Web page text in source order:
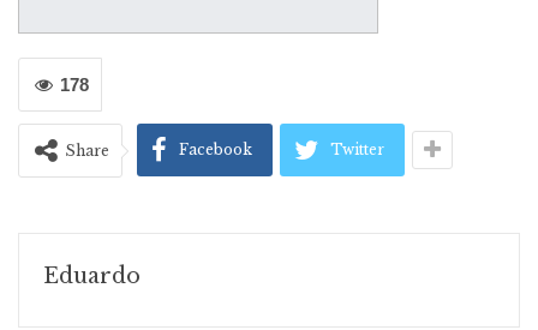
178
Share Facebook Twitter
Eduardo